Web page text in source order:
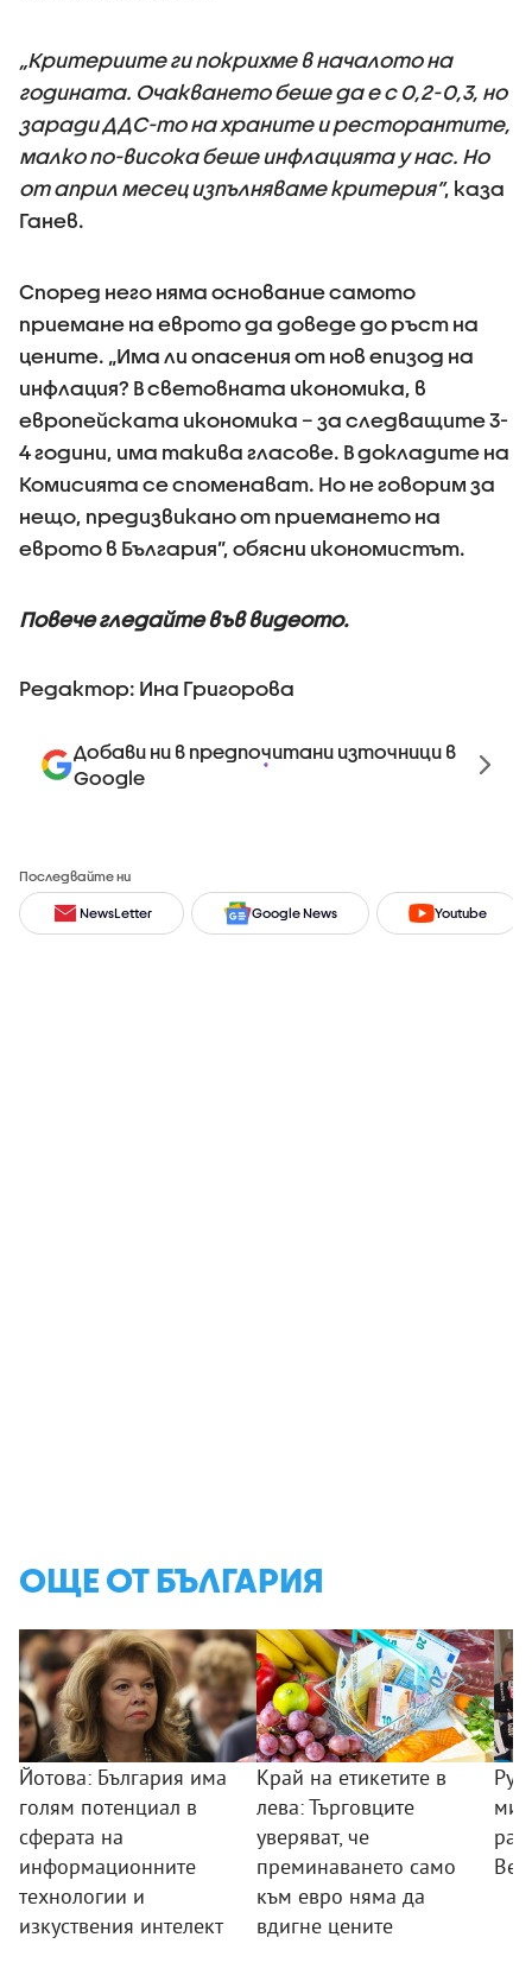
„Критериите ги покрихме в началото на
годината. Очакването беше да е с 0,2-0,3, но
заради ДДС-то на храните и ресторантите,
малко по-висока беше инфлацията у нас. Но
от април месец изпълняваме критерия”, каза
Ганев.
Според него няма основание самото
приемане на еврото да доведе до ръст на
цените. „Има ли опасения от нов епизод на
инфлация? В световната икономика, в
европейската икономика – за следващите 3-
4 години, има такива гласове. В докладите на
Комисията се споменават. Но не говорим за
нещо, предизвикано от приемането на
еврото в България”, обясни икономистът.
Повече гледайте във видеото.
Редактор: Ина Григорова
Добави ни в предпочитани източници в
Google
Последвайте ни
NewsLetter Google News Youtube
ОЩЕ ОТ БЪЛГАРИЯ
Йотова: България има
голям потенциал в
сферата на
информационните
технологии и
изкуствения интелект
Край на етикетите в
лева: Търговците
уверяват, че
преминаването само
към евро няма да
вдигне цените